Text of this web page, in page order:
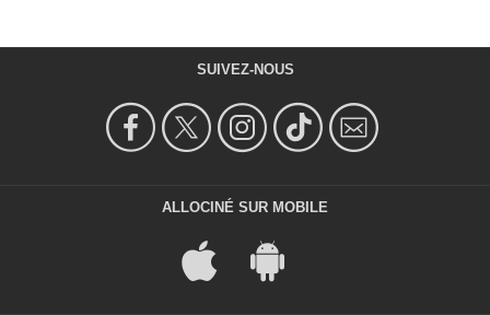
SUIVEZ-NOUS
ALLOCINÉ SUR MOBILE